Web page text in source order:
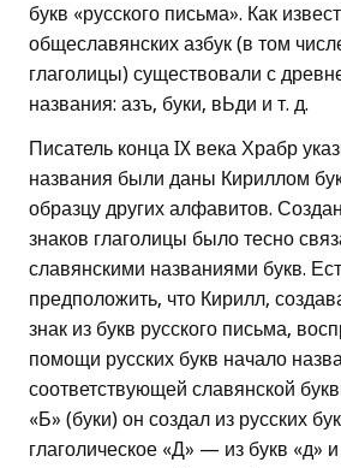
букв «русского письма». Как
общеславянских азбук (в том
глаголицы) существовали с
названия: азъ, буки, вЬди и т. д.
Писатель конца IX века Храбр
названия были даны Кириллом
образцу других алфавитов.
знаков глаголицы было тесно
славянскими названиями букв.
предположить, что Кирилл,
знак из букв русского письма,
помощи русских букв начало
соответствующей славянской
«Б» (буки) он создал из русских
глаголическое «Д» — из букв «д» и